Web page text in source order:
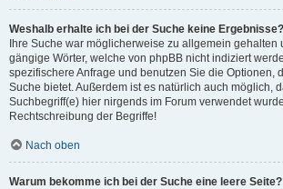
Weshalb erhalte ich bei der Suche keine Ergebnisse?
Ihre Suche war möglicherweise zu allgemein gehalten
gängige Wörter, welche von phpBB nicht indiziert
spezifischere Anfrage und benutzen Sie die Optionen,
Suche bietet. Außerdem ist es natürlich auch möglich,
Suchbegriff(e) hier nirgends im Forum verwendet
Rechtschreibung der Begriffe!
Nach oben
Warum bekomme ich bei der Suche eine leere Seite?